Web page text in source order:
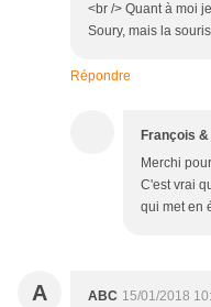
<br /> Quant à moi
Soury, mais la
Répondre
François
Merchi
C'est vrai
qui met en
A ABC 15/01/2018